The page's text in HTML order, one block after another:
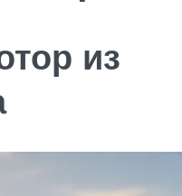
из